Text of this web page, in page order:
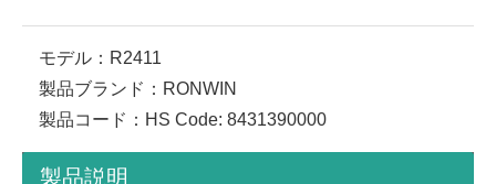
モデル： R2411
製品ブランド： RONWIN
製品コード： HS Code: 8431390000
製品説明